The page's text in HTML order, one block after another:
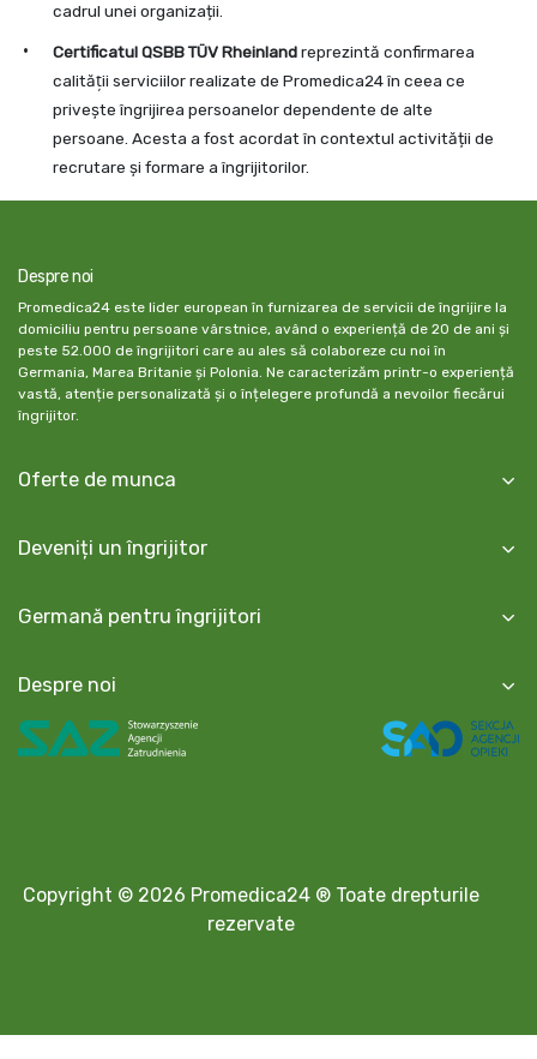
cadrul unei organizații.
Certificatul QSBB TÜV Rheinlandreprezintă confirmarea
calităţii serviciilor realizate de Promedica24 în ceea ce
priveşte îngrijirea persoanelor dependente de alte
persoane. Acesta a fost acordat în contextul activității de
recrutare şi formare a îngrijitorilor.
Despre noi
Promedica24 este lider european în furnizarea de servicii de îngrijire la
domiciliu pentru persoane vârstnice, având o experiență de 20 de ani și
peste 52.000 de îngrijitori care au ales să colaboreze cu noi în
Germania, Marea Britanie și Polonia. Ne caracterizăm printr-o experiență
vastă, atenție personalizată și o înțelegere profundă a nevoilor fiecărui
îngrijitor.
Oferte de munca
Deveniți un îngrijitor
Germană pentru îngrijitori
Despre noi
Copyright © 2026 Promedica24 ® Toate drepturile
rezervate